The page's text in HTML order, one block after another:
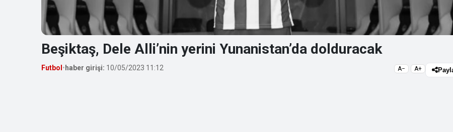
Beşiktaş, Dele Alli’nin yerini Yunanistan’da dolduracak
Futbol • haber girişi: 10/05/2023 11:12 A− A+